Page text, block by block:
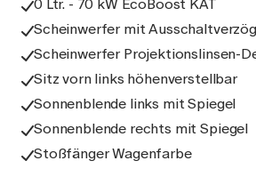
0 Ltr. - 70 kW EcoBoost KAT
Scheinwerfer mit
Scheinwerfer Projektionslinsen-
Sitz vorn links höhenverstellbar
Sonnenblende links mit Spiegel
Sonnenblende rechts mit Spiegel
Stoßfänger Wagenfarbe